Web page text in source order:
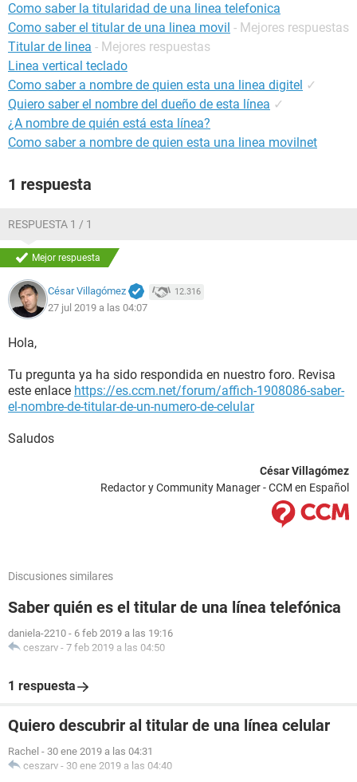
Como saber la titularidad de una linea telefonica
Como saber el titular de una linea movil - Mejores respuestas
Titular de linea - Mejores respuestas
Linea vertical teclado
Como saber a nombre de quien esta una linea digitel ✓
Quiero saber el nombre del dueño de esta línea ✓
¿A nombre de quién está esta línea?
Como saber a nombre de quien esta una linea movilnet
1 respuesta
RESPUESTA 1 / 1
Mejor respuesta
César Villagómez 12.316
27 jul 2019 a las 04:07
Hola,
Tu pregunta ya ha sido respondida en nuestro foro. Revisa
este enlace https://es.ccm.net/forum/affich-1908086-saber-
el-nombre-de-titular-de-un-numero-de-celular
Saludos
César Villagómez
Redactor y Community Manager - CCM en Español
Discusiones similares
Saber quién es el titular de una línea telefónica
daniela-2210 - 6 feb 2019 a las 19:16
ceszarv - 7 feb 2019 a las 04:50
1 respuesta
Quiero descubrir al titular de una línea celular
Rachel - 30 ene 2019 a las 04:31
ceszarv - 30 ene 2019 a las 04:40